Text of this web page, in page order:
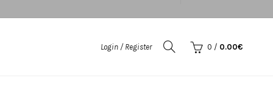
Login / Register 0 / 0.00€